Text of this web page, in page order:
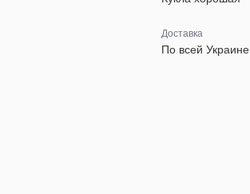
Доставка
По всей Украине